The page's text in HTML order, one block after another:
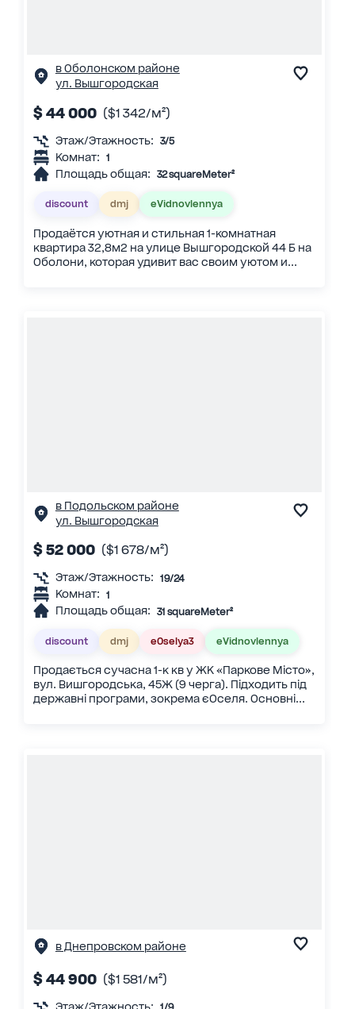
в Оболонском районе
ул. Вышгородская
$ 44 000 ($1 342/м²)
Этаж/Этажность: 3/5
Комнат: 1
Площадь общая: 32 squareMeter²
discount dmj eVidnovlennya
Продаётся уютная и стильная 1-комнатная
квартира 32,8м2 на улице Вышгородской 44 Б на
Оболони, которая удивит вас своим уютом и...
в Подольском районе
ул. Вышгородская
$ 52 000 ($1 678/м²)
Этаж/Этажность: 19/24
Комнат: 1
Площадь общая: 31 squareMeter²
discount dmj eOselya3 eVidnovlennya
Продається сучасна 1-к кв у ЖК «Паркове Місто»,
вул. Вишгородська, 45Ж (9 черга). Підходить під
державні програми, зокрема єОселя. Основні...
в Днепровском районе
$ 44 900 ($1 581/м²)
Этаж/Этажность: